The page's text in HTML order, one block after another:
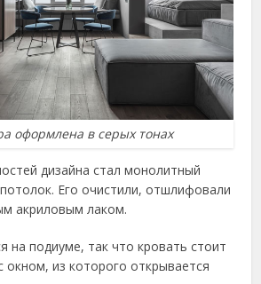
оформлена в серых тонах
дизайна стал монолитный
Его очистили, отшлифовали
акриловым лаком.
на подиуме, так что кровать стоит
окном, из которого открывается